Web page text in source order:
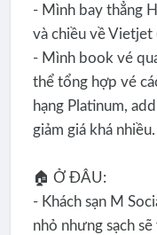
- Mình bay thẳng
và chiều về
- Mình book vé
thể tổng hợp vé
hạng Platinum,
giảm giá khá nhiều.
🏠 Ở ĐÂU:
- Khách sạn M
nhỏ nhưng sạch